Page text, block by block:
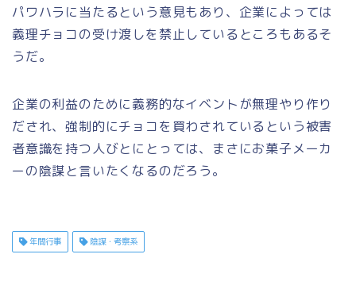
パワハラに当たるという意見もあり、企業によっては
義理チョコの受け渡しを禁止しているところもあるそ
うだ。
企業の利益のために義務的なイベントが無理やり作り
だされ、強制的にチョコを買わされているという被害
者意識を持つ人びとにとっては、まさにお菓子メーカ
ーの陰謀と言いたくなるのだろう。
年間行事 陰謀・考察系